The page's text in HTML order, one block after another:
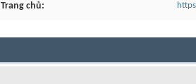
Trang chủ